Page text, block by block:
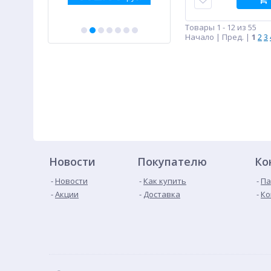
Товары 1 - 12 из 55
Начало | Пред. | 1 23
Новости
Новости
Акции
Покупателю
Как купить
Доставка